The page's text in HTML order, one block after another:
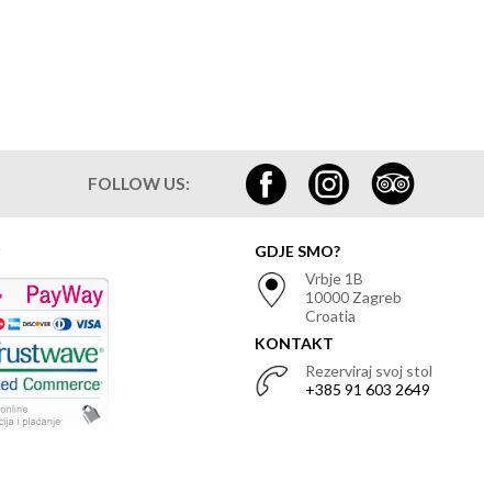
FOLLOW US:
GDJE SMO?
Vrbje 1B
10000 Zagreb
Croatia
KONTAKT
Rezerviraj svoj stol
+385 91 603 2649